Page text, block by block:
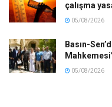
çalışma
05/08/2026
Basın-
05/08/2026